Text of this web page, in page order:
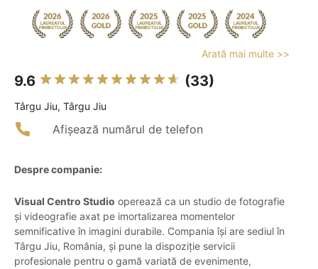
Arată mai multe >>
9.6 (33)
Târgu Jiu, Târgu Jiu
Afișează numărul de telefon
Despre companie:
Visual Centro Studio operează ca un studio de fotografie
și videografie axat pe imortalizarea momentelor
semnificative în imagini durabile. Compania își are sediul în
Târgu Jiu, România, și pune la dispoziție servicii
profesionale pentru o gamă variată de evenimente,